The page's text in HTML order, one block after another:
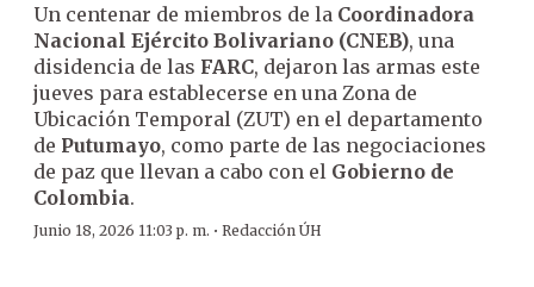
Un centenar de miembros de la Coordinadora
Nacional Ejército Bolivariano (CNEB), una
disidencia de las FARC, dejaron las armas este
jueves para establecerse en una Zona de
Ubicación Temporal (ZUT) en el departamento
de Putumayo, como parte de las negociaciones
de paz que llevan a cabo con el Gobierno de
Colombia.
Junio 18, 2026 11:03 p. m. · Redacción ÚH